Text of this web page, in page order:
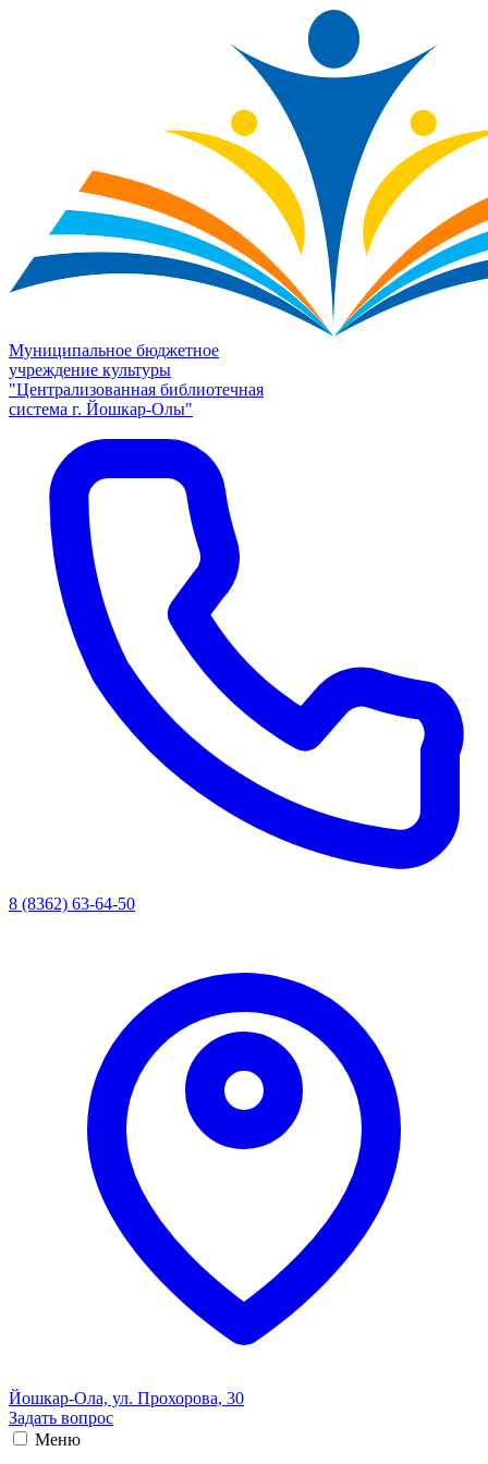
Муниципальное бюджетное
учреждение культуры
"Централизованная библиотечная
система г. Йошкар-Олы"
8 (8362) 63-64-50
Йошкар-Ола, ул. Прохорова, 30
Задать вопрос
Меню